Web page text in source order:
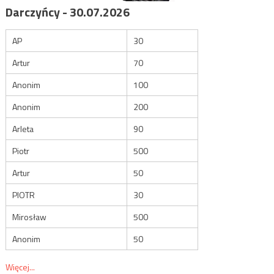
Darczyńcy - 30.07.2026
AP
30
Artur
70
Anonim
100
Anonim
200
Arleta
90
Piotr
500
Artur
50
PIOTR
30
Mirosław
500
Anonim
50
Więcej...